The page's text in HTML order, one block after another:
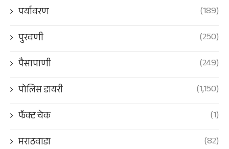
पर्यावरण
(189)
पुरवणी
(250)
पैसापाणी
(249)
पोलिस डायरी
(1,150)
फॅक्ट चेक
(1)
मराठवाडा
(82)